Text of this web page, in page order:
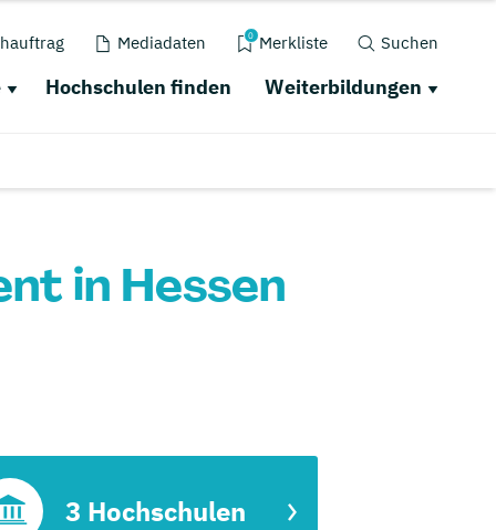
Mediadaten 0 Merkliste Suchen
Hochschulen finden Weiterbildungen
in Hessen
3 Hochschulen